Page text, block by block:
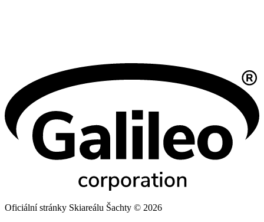
Oficiální stránky Skiareálu Šachty © 2026